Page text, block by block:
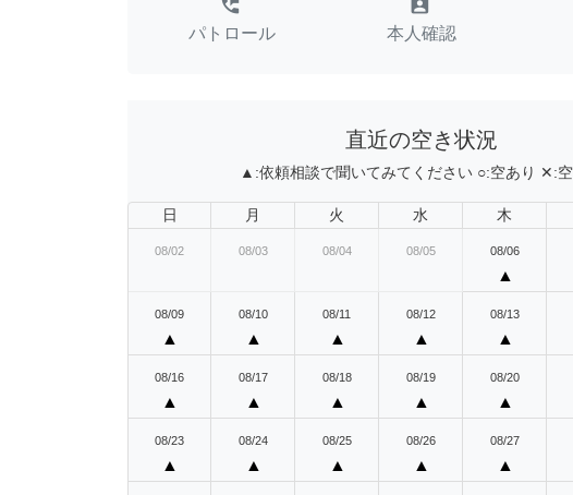
perm_phone_msg
パトロール
assignment_ind
本人確認
直近の空き状況
▲:依頼相談で聞いてみてください ○:空あり ✕:
日 月 火 水 木
08/02 08/03 08/04 08/05 08/06
▲
08/09
▲
08/10
▲
08/11
▲
08/12
▲
08/13
▲
08/16
▲
08/17
▲
08/18
▲
08/19
▲
08/20
▲
08/23
▲
08/24
▲
08/25
▲
08/26
▲
08/27
▲